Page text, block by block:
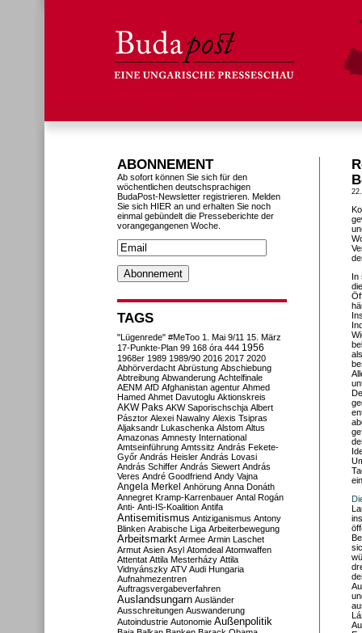
In
ABONNEMENT
Ab sofort können Sie sich für den
wöchentlichen deutschsprachigen
BudaPost-Newsletter registrieren. Melden
Sie sich HIER an und erhalten Sie noch
einmal gebündelt die Presseberichte der
vorangegangenen Woche.
TAGS
"Lügenrede" #MeToo 1. Mai 9/11 15. März
17-Punkte-Plan 99 168 óra 444 1956
1968er 1989 1989/90 2016 2017 2020
Abhörverdacht Abrüstung Abschiebung
Abtreibung Abwanderung Achtelfinale
AENM AfD Afghanistan agentur Ahmed
Hamed Ahmet Davutoglu Aktionskreis
AKW Paks AKW Saporischschja Albert
Pásztor Alexei Nawalny Alexis Tsipras
Aljaksandr Lukaschenka Alstom Altus
Amazonas Amnesty International
Amtseinführung Amtssitz András Fekete-
Győr András Heisler András Lovasi
András Schiffer András Siewert András
Veres André Goodfriend Andy Vajna
Angela Merkel Anhörung Anna Donáth
Annegret Kramp-Karrenbauer Antal Rogán
Anti- Anti-IS-Koalition Antifa
Antisemitismus Antiziganismus Antony
Blinken Arabische Liga Arbeiterbewegung
Arbeitsmarkt Armee Armin Laschet
Armut Asien Asyl Atomdeal Atomwaffen
Attentat Attila Mesterházy Attila
Vidnyánszky ATV Audi Hungaria
Aufnahmezentren
Auftragsvergabeverfahren
Auslandsungarn Ausländer
Ausschreitungen Auswanderung
Autoindustrie Autonomie Außenpolitik